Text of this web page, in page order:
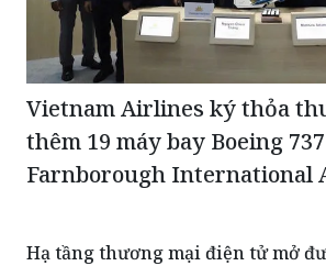
Vietnam Airlines ký thỏa
thêm 19 máy bay Boeing
Farnborough International
Hạ tầng thương mại điện tử mở